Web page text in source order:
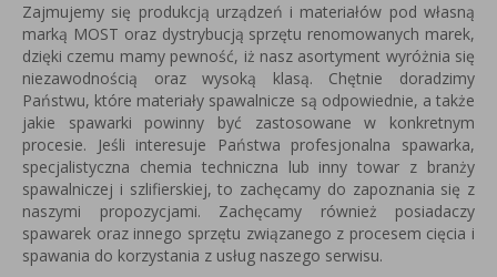
Zajmujemy się produkcją urządzeń i materiałów pod własną
marką MOST oraz dystrybucją sprzętu renomowanych marek,
dzięki czemu mamy pewność, iż nasz asortyment wyróżnia się
niezawodnością oraz wysoką klasą. Chętnie doradzimy
Państwu, które materiały spawalnicze są odpowiednie, a także
jakie spawarki powinny być zastosowane w konkretnym
procesie. Jeśli interesuje Państwa profesjonalna spawarka,
specjalistyczna chemia techniczna lub inny towar z branży
spawalniczej i szlifierskiej, to zachęcamy do zapoznania się z
naszymi propozycjami. Zachęcamy również posiadaczy
spawarek oraz innego sprzętu związanego z procesem cięcia i
spawania do korzystania z usług naszego serwisu.